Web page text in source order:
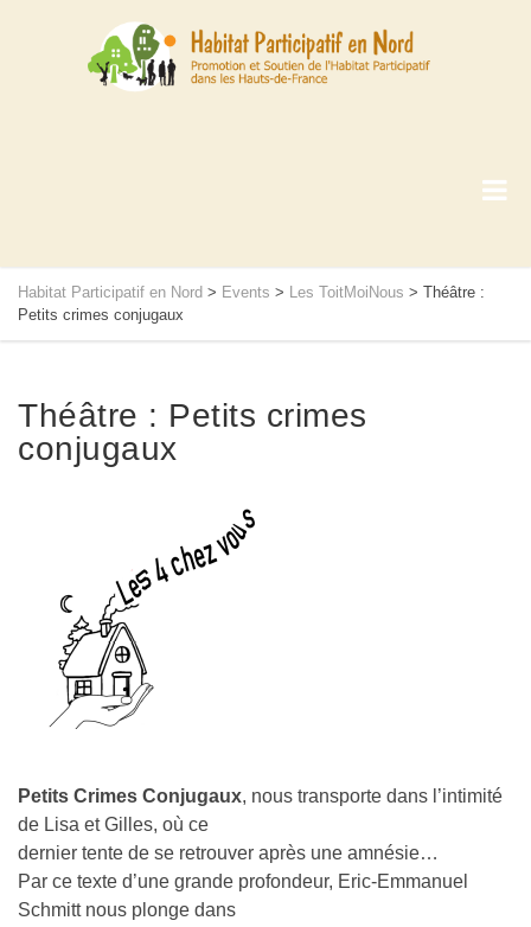
Habitat Participatif en Nord > Events > Les ToitMoiNous > Théâtre :
Petits crimes conjugaux
Théâtre : Petits crimes
conjugaux
Petits Crimes Conjugaux, nous transporte dans l’intimité
de Lisa et Gilles, où ce
dernier tente de se retrouver après une amnésie…
Par ce texte d’une grande profondeur, Eric-Emmanuel
Schmitt nous plonge dans